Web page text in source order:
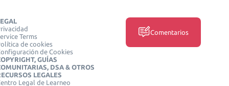
Terms
de cookies
de Cookies
GUÍAS
DSA & OTROS
LEGALES
Legal de Learneo
Comentarios